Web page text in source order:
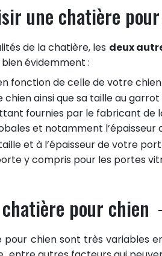
une chatière
de la chatière, les deux
évidemment :
fonction de celle de votre
chien ainsi que sa taille au
fournies par le fabricant de
et notamment l’épaisseur
et à l’épaisseur de votre
y compris pour les portes
chatière pour chien
pour chien sont très variables